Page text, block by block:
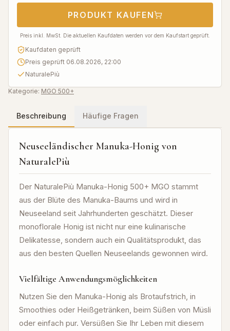
PRODUKT KAUFEN
Preis inkl. MwSt. Die aktuellen Kaufdaten werden vor dem Kaufstart geprüft.
Kaufdaten geprüft
Preis geprüft 06.08.2026, 22:00
NaturalePiù
Kategorie: MGO 500+
Beschreibung Häufige Fragen
Neuseeländischer Manuka-Honig von
NaturalePiù
Der NaturalePiù Manuka-Honig 500+ MGO stammt
aus der Blüte des Manuka-Baums und wird in
Neuseeland seit Jahrhunderten geschätzt. Dieser
monoflorale Honig ist nicht nur eine kulinarische
Delikatesse, sondern auch ein Qualitätsprodukt, das
aus den besten Quellen Neuseelands gewonnen wird.
Vielfältige Anwendungsmöglichkeiten
Nutzen Sie den Manuka-Honig als Brotaufstrich, in
Smoothies oder Heißgetränken, beim Süßen von Müsli
oder einfach pur. Versüßen Sie Ihr Leben mit diesem